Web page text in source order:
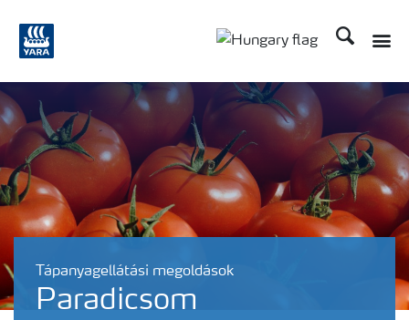
Keresés
Tápanyagellátási megoldások
Paradicsom